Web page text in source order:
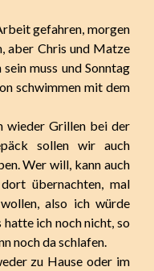
gefahren, morgen
aber Chris und Matze
muss und Sonntag
schwimmen mit dem
wieder Grillen bei der
sollen wir auch
Wer will, kann auch
übernachten, mal
also ich würde
hatte ich noch nicht, so
noch da schlafen.
zu Hause oder im